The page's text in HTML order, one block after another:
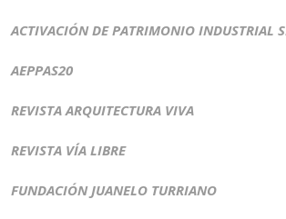
ACTIVACIÓN DE PATRIMONIO INDUSTRIAL
AEPPAS20
REVISTA ARQUITECTURA VIVA
REVISTA VÍA LIBRE
FUNDACIÓN JUANELO TURRIANO